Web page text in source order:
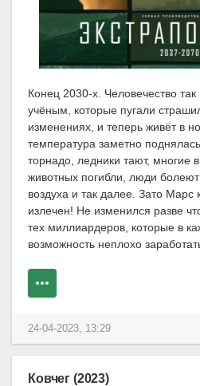
Конец 2030-х. Человечество
учёным, которые пугали
изменениях, и теперь живёт в
температура заметно
торнадо, ледники тают, многие
животных погибли, люди болеют
воздуха и так далее. Зато Марс
излечен! Не изменился разве
тех миллиардеров, которые в
возможность неплохо
24-04-2023, 13:29
Ковчег (2023)